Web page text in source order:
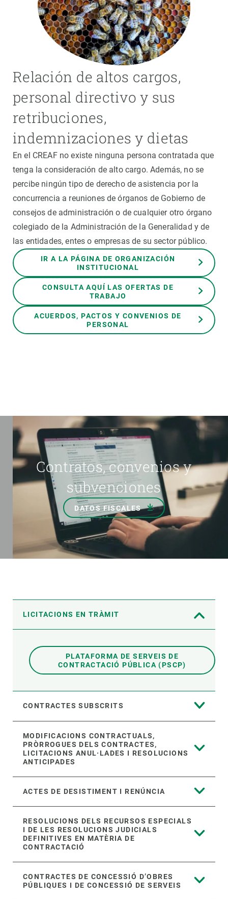
Relación de altos cargos,
personal directivo y sus
retribuciones,
indemnizaciones y dietas
En el CREAF no existe ninguna persona contratada que
tenga la consideración de alto cargo. Además, no se
percibe ningún tipo de derecho de asistencia por la
concurrencia a reuniones de órganos de Gobierno de
consejos de administración o de cualquier otro órgano
colegiado de la Administración de la Generalidad y de
las entidades, entes o empresas de su sector público.
IR A LA PÁGINA DE ORGANIZACIÓN
INSTITUCIONAL
CONSULTA AQUÍ LAS OFERTAS DE
TRABAJO
ACUERDOS, PACTOS Y CONVENIOS DE
PERSONAL
Contratos, convenios y
subvenciones
DATOS FISCALES
LICITACIONS EN TRÀMIT
PLATAFORMA DE SERVEIS DE
CONTRACTACIÓ PÚBLICA (PSCP)
CONTRACTES SUBSCRITS
MODIFICACIONS CONTRACTUALS,
PRÒRROGUES DELS CONTRACTES,
LICITACIONS ANUL·LADES I RESOLUCIONS
ANTICIPADES
ACTES DE DESISTIMENT I RENÚNCIA
RESOLUCIONS DELS RECURSOS ESPECIALS
I DE LES RESOLUCIONS JUDICIALS
DEFINITIVES EN MATÈRIA DE
CONTRACTACIÓ
CONTRACTES DE CONCESSIÓ D’OBRES
PÚBLIQUES I DE CONCESSIÓ DE SERVEIS